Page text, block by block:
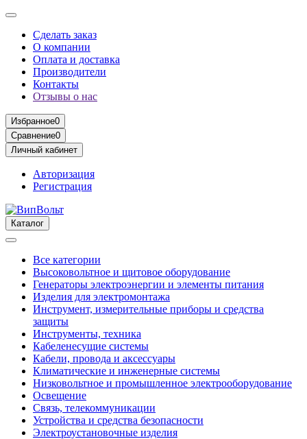
Сделать заказ
О компании
Оплата и доставка
Производители
Контакты
Отзывы о нас
Избранное0
Сравнение0
Личный кабинет
Авторизация
Регистрация
Каталог
Все категории
Высоковольтное и щитовое оборудование
Генераторы электроэнергии и элементы питания
Изделия для электромонтажа
Инструмент, измерительные приборы и средства
защиты
Инструменты, техника
Кабеленесущие системы
Кабели, провода и аксессуары
Климатические и инженерные системы
Низковольтное и промышленное электрооборудование
Освещение
Связь, телекоммуникации
Устройства и средства безопасности
Электроустановочные изделия